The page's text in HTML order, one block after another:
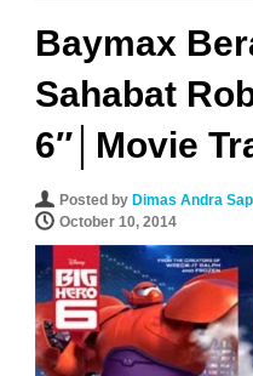
Baymax
Sahabat
6″│Movie
Posted by Dimas Andra
October 10, 2014